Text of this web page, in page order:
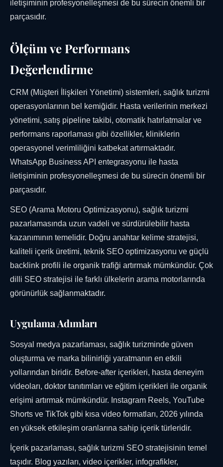
iletişiminin profesyonelleşmesi de bu sürecin önemli bir
parçasıdır.
Ölçüm ve Performans
Değerlendirme
CRM (Müşteri İlişkileri Yönetimi) sistemleri, sağlık turizmi
operasyonlarının bel kemiğidir. Hasta verilerinin merkezi
yönetimi, satış pipeline takibi, otomatik hatırlatmalar ve
performans raporlaması gibi özellikler, kliniklerin
operasyonel verimliliğini katbekat artırmaktadır.
WhatsApp Business API entegrasyonu ile hasta
iletişiminin profesyonelleşmesi de bu sürecin önemli bir
parçasıdır.
SEO (Arama Motoru Optimizasyonu), sağlık turizmi
pazarlamasında uzun vadeli ve sürdürülebilir hasta
kazanımının temelidir. Doğru anahtar kelime stratejisi,
kaliteli içerik üretimi, teknik SEO optimizasyonu ve güçlü
backlink profili ile organik trafiği artırmak mümkündür. Çok
dilli SEO stratejisi ile farklı ülkelerin arama motorlarında
görünürlük sağlanmaktadır.
Uygulama Adımları
Sosyal medya pazarlaması, sağlık turizminde güven
oluşturma ve marka bilinirliği yaratmanın en etkili
yollarından biridir. Before-after içerikleri, hasta deneyim
videoları, doktor tanıtımları ve eğitim içerikleri ile organik
erişimi artırmak mümkündür. Instagram Reels, YouTube
Shorts ve TikTok gibi kısa video formatları, 2026 yılında
en yüksek etkileşim oranlarına sahip içerik türleridir.
İçerik pazarlaması, sağlık turizmi SEO stratejisinin temel
taşıdır. Blog yazıları, video içerikler, infografikler,